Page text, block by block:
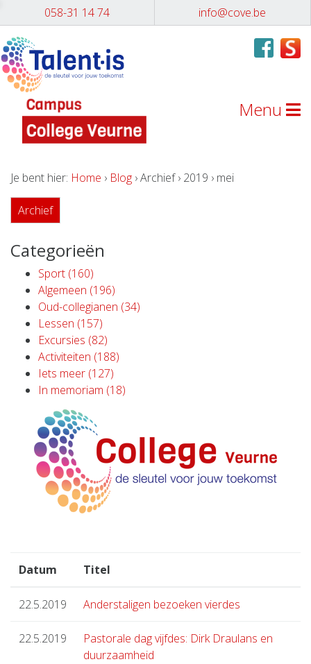
058-31 14 74 info@cove.be
Menu
Je bent hier: Home › Blog › Archief › 2019 › mei
Archief
Categorieën
Sport (160)
Algemeen (196)
Oud-collegianen (34)
Lessen (157)
Excursies (82)
Activiteiten (188)
Iets meer (127)
In memoriam (18)
Datum Titel
22.5.2019 Anderstaligen bezoeken vierdes
22.5.2019
Pastorale dag vijfdes: Dirk Draulans en
duurzaamheid